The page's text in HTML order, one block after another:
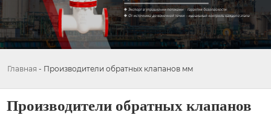
Главная - Производители обратных клапанов мм
Производители обратных клапанов